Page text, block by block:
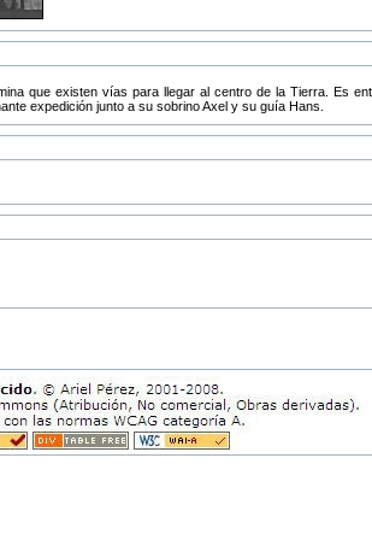
que existen vías para llegar al centro de la Tierra. Es
expedición junto a su sobrino Axel y su guía Hans.